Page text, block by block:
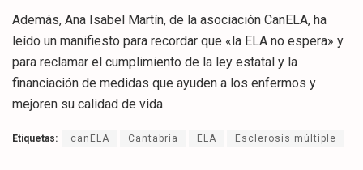
Además, Ana Isabel Martín, de la asociación CanELA, ha
leído un manifiesto para recordar que «la ELA no espera» y
para reclamar el cumplimiento de la ley estatal y la
financiación de medidas que ayuden a los enfermos y
mejoren su calidad de vida.
Etiquetas: canELA Cantabria ELA Esclerosis múltiple